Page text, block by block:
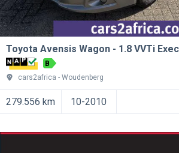
Toyota Avensis Wagon 1.8 VVTi
B
cars2africa
Woudenberg
279.556 km 10-2010